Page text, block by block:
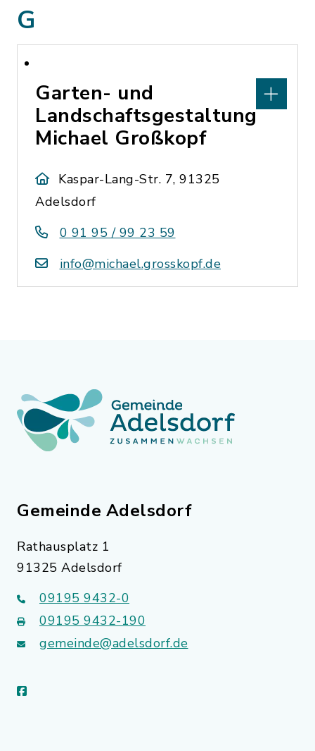
G
Garten- und
Landschaftsgestaltung
Michael Großkopf
Kaspar-Lang-Str. 7, 91325
Adelsdorf
0 91 95 / 99 23 59
info@michael.grosskopf.de
Gemeinde Adelsdorf
Rathausplatz 1
91325 Adelsdorf
09195 9432-0
09195 9432-190
gemeinde@adelsdorf.de
facebook